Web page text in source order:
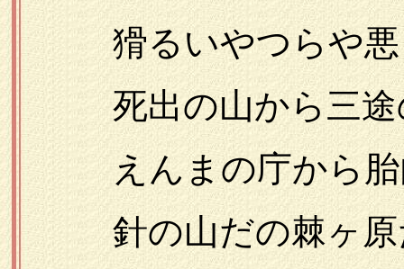
猾るいやつらや悪
死出の山から三途
えんまの庁から胎
針の山だの棘ヶ原